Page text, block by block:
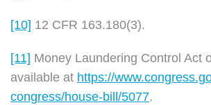
[10] 12 CFR 163.180(3).
[11] Money Laundering Control Act
available at https://
congress/house-bill/5077.